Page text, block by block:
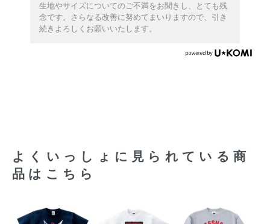
生地やサイズについてのご不満をお聞きし、とても残
念です。さらなる改善に努めてまいりますので、引き
続きよろしくお願いいたします。
よくいっしょに見られている商
品はこちら